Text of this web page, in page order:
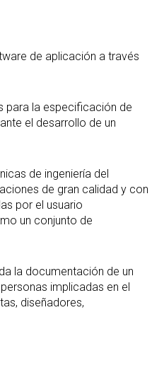
de aplicación a través
la especificación de
el desarrollo de un
de ingeniería del
de gran calidad y con
por el usuario
un conjunto de
la documentación de un
implicadas en el
diseñadores,